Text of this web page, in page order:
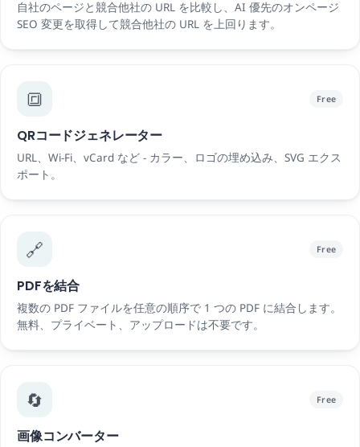
自社のページと競合他社の URL を比較し、AI 優先のオンページ
SEO 変更を取得して競合他社の URL を上回ります。
🔳 Free
QRコードジェネレーター
URL、Wi-Fi、vCard など - カラー、ロゴの埋め込み、SVG エクス
ポート。
🔗 Free
PDFを結合
複数の PDF ファイルを任意の順序で 1 つの PDF に結合します。
無料、プライベート、アップロードは不要です。
🔄 Free
画像コンバーター